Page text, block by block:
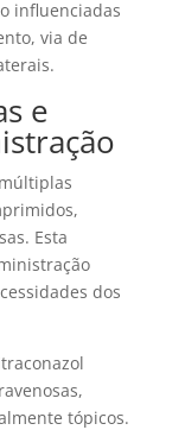
influenciadas
via de
e
Esta
dos
tópicos.